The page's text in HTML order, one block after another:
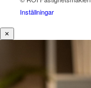
Inställningar
×